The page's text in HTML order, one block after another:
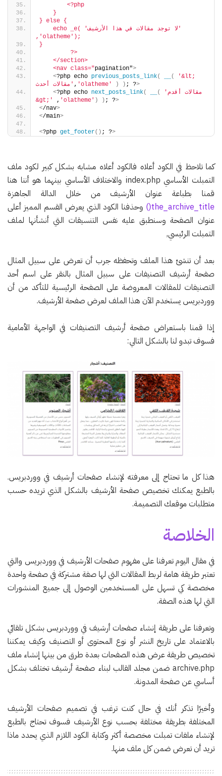
        <?php
    }
} else {
    echo _e( 'لا توجد مقالات في هذا الأرشيف'
,'olatheme');
}
         ?>
    </section>
    <nav class="
pagination">
<?php echo previous_posts_link( (
'&lt;
مقالات أحدث' , 'olatheme' ) ) ; ?>
<?php echo next_posts_link( (
'مقالات أقدم
&gt;'
, 'olatheme' ) ) ; ?>
</nav>
</main>
<?php get_footer() ; ?>
كما تلاحظ في الكود أعلاه فالكود أعلاه مشابه بشكل كبير لكود ملف
التمبلت الأساسي index.php والاختلاف الأساسي بينهما هو أننا هنا
قمنا بطباعة عنوان الأرشيف من خلال الدالة الجاهزة
the_archive_title()
وحذفنا الكود الذي يعرض القسم المميز أعلى
عنوان الصفحة وسنطبق عليه نفس التنسيقات التي أنشأنها لملف
التمبلت الرئيسي,
بعد أن تنشئ هذا الملف وتحفظه جرب أن تعرض على سبيل المثال
صفحة أرشيف التصنيفات على سبيل المثال بالنقر على اسم أحد
التصنيفات للمقالات المعروضة على الصفحة الرئيسية للتأكد من أن
ووردبريس يستخدم الآن هذا الملف لعرض صفحة الأرشيف.
إذا قمنا باستعراض صفحة أرشيف التصنيفات في الواجهة الأمامية
فسوف تبدو لنا بالشكل التالي:
هذا كل ما تحتاج إلى معرفته لإنشاء صفحات أرشيف في ووردبريس.
بالطبع يمكنك تخصيص صفحة الأرشيف بالشكل الذي تريده حسب
متطلبات موقعك التصميمة.
الخلاصة
في مقال اليوم تعرفنا على مفهوم صفحات الأرشيف في ووردبريس والتي
تعتبر طريقة هامة لربط المقالات التي لها صفة مشتركة في صفحة واحدة
مخصصة كي تسهل على المستخدمين الوصول إلى جميع المنشورات
التي لها هذه الصفة.
وتعرفنا على طريقة إنشاء صفحات أرشيف في ووردبريس بشكل تلقائي
بالاعتماد على تاريخ النشر أو نوع المحتوى أو التصنيف وكيف يمكننا
تخصيص طريقة عرض هذه الصفحات بعدة طرق من بينها إنشاء ملف
archive.php ضمن مجلد القالب لبناء صفحة أرشيف تختلف بشكل
أساسي عن صفحة المدونة.
وأخيرًا تذكر أنك في حال كنت ترغب في تصميم صفحات الأرشيف
المختلفة بطريقة مختلفة بحسب نوع الأرشيف فسوف تحتاج بالطبع
لإنشاء ملفات تمبلت مخصصة أكثر وكتابة الكود اللازم الذي يحدد ماذا
تريد أن تعرض ضمن كل ملف منها.